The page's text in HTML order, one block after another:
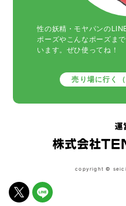
性の妖精・モヤパンの
ポーズやこんなポーズま
います。ぜひ使ってね！
売り場に行く
copyright ©